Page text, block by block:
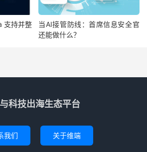
支持并整
当AI接管防线：首席信息安全官
还能做什么？
科技出海生态平台
我们 关于维端